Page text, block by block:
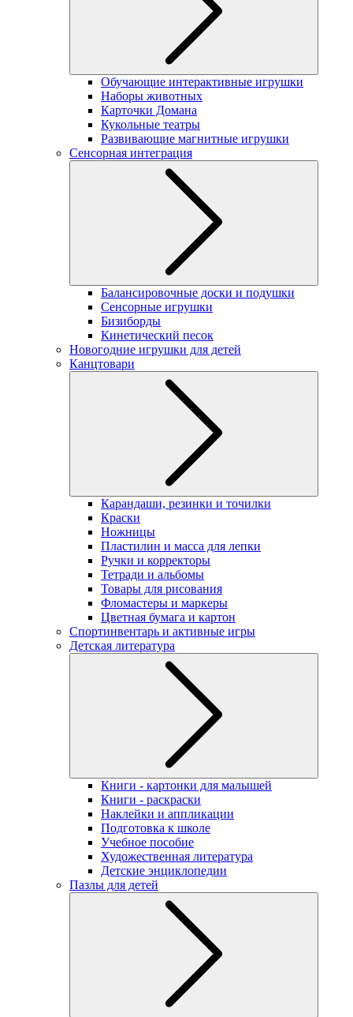
Обучающие интерактивные игрушки
Наборы животных
Карточки Домана
Кукольные театры
Развивающие магнитные игрушки
Сенсорная интеграция
Балансировочные доски и подушки
Сенсорные игрушки
Бизиборды
Кинетический песок
Новогодние игрушки для детей
Канцтовари
Карандаши, резинки и точилки
Краски
Ножницы
Пластилин и масса для лепки
Ручки и корректоры
Тетради и альбомы
Товары для рисования
Фломастеры и маркеры
Цветная бумага и картон
Спортинвентарь и активные игры
Детская литература
Книги - картонки для малышей
Книги - раскраски
Наклейки и аппликации
Подготовка к школе
Учебное пособие
Художественная литература
Детские энциклопедии
Пазлы для детей